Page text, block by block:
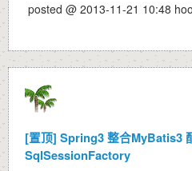
posted @ 2013-11-21 10:48
[置顶] Spring3 整合MyBatis3
SqlSessionFactory